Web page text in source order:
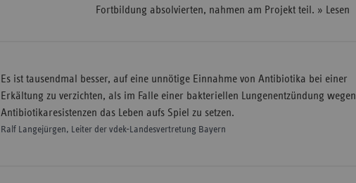
Fortbildung absolvierten, nahmen am Projekt teil. » Lesen
Es ist tausendmal besser, auf eine unnötige Einnahme von Antibiotika bei einer
Erkältung zu verzichten, als im Falle einer bakteriellen Lungenentzündung wegen
Antibiotikaresistenzen das Leben aufs Spiel zu setzen.
Ralf Langejürgen, Leiter der vdek-Landesvertretung Bayern